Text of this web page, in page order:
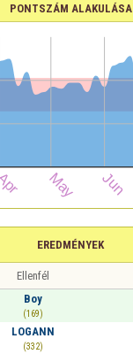
PONTSZÁM ALAKULÁSA
EREDMÉNYEK
Ellenfél
Boy
(169)
LOGANN
(332)